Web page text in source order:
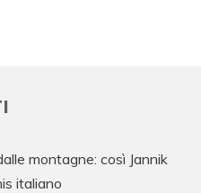
montagne: così Jannik
italiano